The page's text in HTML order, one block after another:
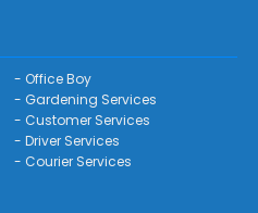
- Office Boy
- Gardening Services
- Customer Services
- Driver Services
- Courier Services